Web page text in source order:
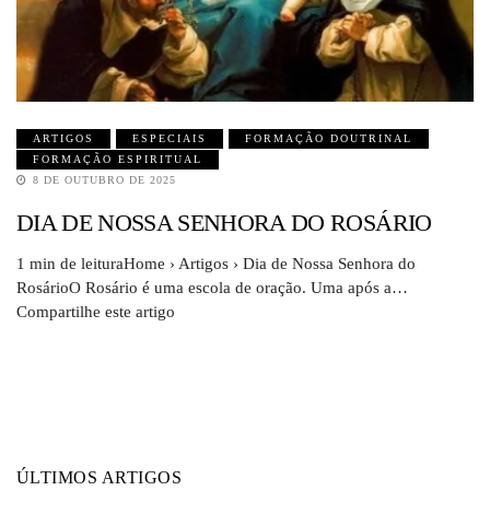
ARTIGOS ESPECIAIS
FORMAÇÃO DOUTRINAL
FORMAÇÃO ESPIRITUAL
8 DE OUTUBRO DE 2025
DIA DE NOSSA SENHORA DO ROSÁRIO
1 min de leituraHome › Artigos › Dia de Nossa Senhora do
RosárioO Rosário é uma escola de oração. Uma após a…
Compartilhe este artigo
ÚLTIMOS ARTIGOS